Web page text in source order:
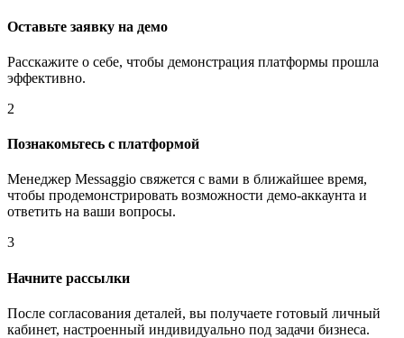
Оставьте заявку на демо
Расскажите о себе, чтобы демонстрация платформы прошла
эффективно.
2
Познакомьтесь с платформой
Менеджер Messaggio свяжется с вами в ближайшее время,
чтобы продемонстрировать возможности демо-аккаунта и
ответить на ваши вопросы.
3
Начните рассылки
После согласования деталей, вы получаете готовый личный
кабинет, настроенный индивидуально под задачи бизнеса.